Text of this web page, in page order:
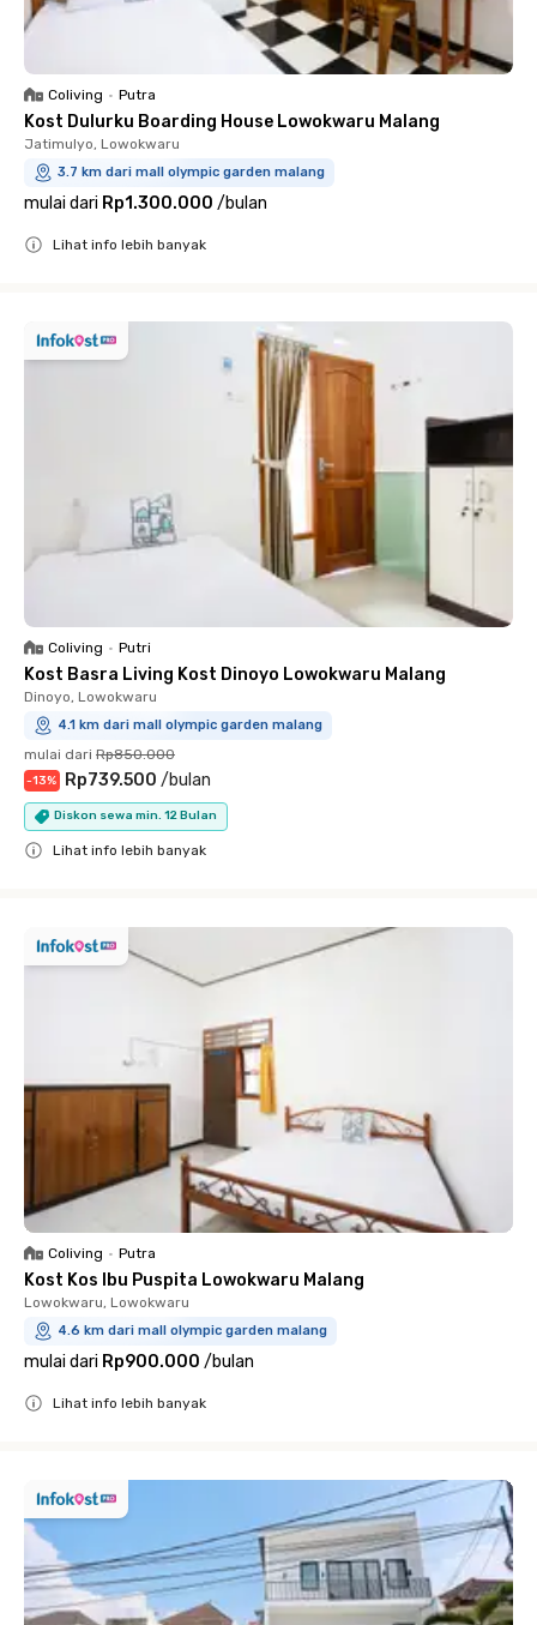
Coliving • Putra
Kost Dulurku Boarding House Lowokwaru Malang
Jatimulyo, Lowokwaru
3.7 km dari mall olympic garden malang
mulai dari Rp1.300.000 /bulan
Lihat info lebih banyak
Coliving • Putri
Kost Basra Living Kost Dinoyo Lowokwaru Malang
Dinoyo, Lowokwaru
4.1 km dari mall olympic garden malang
mulai dari Rp850.000
-13% Rp739.500 /bulan
Diskon sewa min. 12 Bulan
Lihat info lebih banyak
Coliving • Putra
Kost Kos Ibu Puspita Lowokwaru Malang
Lowokwaru, Lowokwaru
4.6 km dari mall olympic garden malang
mulai dari Rp900.000 /bulan
Lihat info lebih banyak